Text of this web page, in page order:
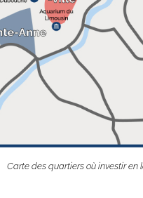
Carte des quartiers où investir en